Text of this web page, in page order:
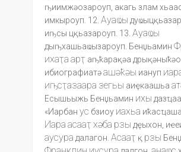
ҧиимжәозароуп, акагь злам
имкыроуп. 12. Ауаҩы
иҧсы цқьазароуп. 13. Ауаҩы
дыҧхашьаҩызароуп. Бенџьамин
ихаҭа арҭ аҧҟарақәа
ибиографиатәашәҟәы иануп
иҧсҭазаара зегьы аиҿкаашьа
Есышьыжь Бенџьамин ихы
«Иарбан ус бзиоу иахьа
Иара асааҭ хәба рзы дҿыхон,
аусура далагон. Асааҭ қ рзы